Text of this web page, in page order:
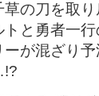
の刀を取
と勇者一
が混ざり